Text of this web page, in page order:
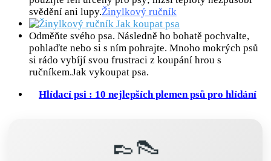
svědění ani lupy.Žinylkový ručník
Odměňte svého psa. Následně ho bohatě pochvalte,
pohlaďte nebo si s ním pohrajte. Mnoho mokrých psů
si rádo vybíjí svou frustraci z koupání hrou s
ručníkem.Jak vykoupat psa.
Hlídací psi : 10 nejlepších plemen psů pro hlídání
👞👠